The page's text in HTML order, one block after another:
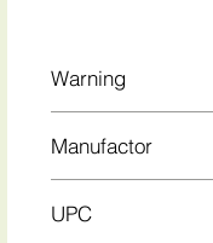
Warning
prescription when
Manufactor
UPC